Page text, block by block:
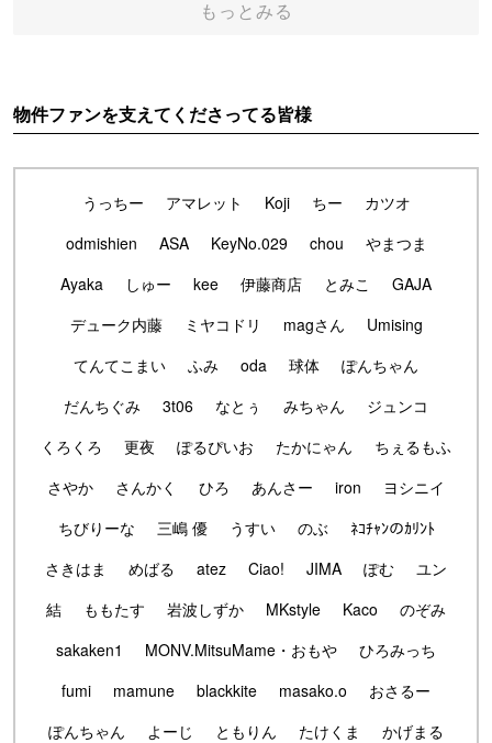
もっとみる
物件ファンを支えてくださってる皆様
うっちー アマレット Koji ちー
カツオ
odmishien
ASA KeyNo.029 chou
やまつま
Ayaka
しゅー kee 伊藤商店 とみこ
GAJA
デューク内藤
ミヤコドリ magさん
Umising
てんてこまい
ふみ oda 球体
ぽんちゃん
だんちぐみ
3t06 なとぅ みちゃん
ジュンコ
くろくろ
更夜 ぽるぴいお たかにゃん
ちぇるもふ
さやか
さんかく ひろ あんさー iron
ヨシニイ
ちびりーな
三嶋 優 うすい のぶ
ﾈｺﾁｬﾝのｶﾘﾝﾄ
さきはま
めばる atez Ciao! JIMA ぽむ
ユン
結
ももたす 岩波しずか MKstyle Kaco
のぞみ
sakaken1
MONV.MitsuMame・おもや
ひろみっち
fumi
mamune blackkite masako.o
おさるー
ぽんちゃん
よーじ ともりん たけくま
かげまる